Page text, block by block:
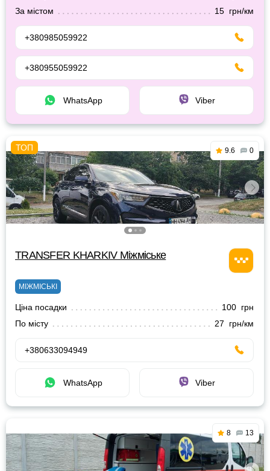
За містом
15 грн/км
+380985059922
+380955059922
WhatsApp Viber
9.6 0
TRANSFER KHARKIV Міжміське
МІЖМІСЬКІ
Ціна посадки
100 грн
По місту
27 грн/км
+380633094949
WhatsApp Viber
8 13